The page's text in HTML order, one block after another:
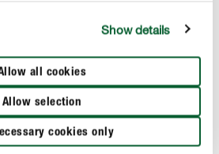
Show details
all cookies
Allow selection
cookies only
w ogrodzie
ogrodziedobrze jest wybierać
Dzieci mogą wtedy
i jest to dla nich o wiele